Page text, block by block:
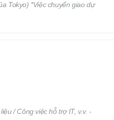
Tokyo) *Việc chuyển giao dự
/ Công việc hỗ trợ IT, v.v. -